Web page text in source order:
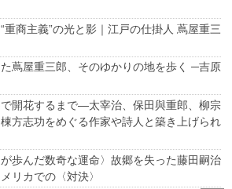
重商主義”の光と影｜江戸の仕掛人 蔦屋重三
蔦屋重三郎、そのゆかりの地を歩く ─吉原
で開花するまで―太宰治、保田與重郎、柳宗
方志功をめぐる作家や詩人と築き上げられ
が歩んだ数奇な運命〉故郷を失った藤田嗣治
リカでの〈対決〉